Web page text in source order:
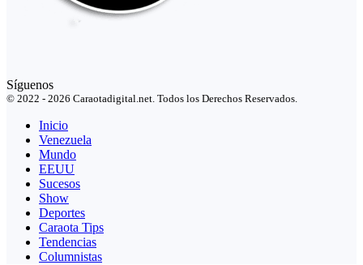
Síguenos
© 2022 - 2026 Caraotadigital.net. Todos los Derechos Reservados.
Inicio
Venezuela
Mundo
EEUU
Sucesos
Show
Deportes
Caraota Tips
Tendencias
Columnistas